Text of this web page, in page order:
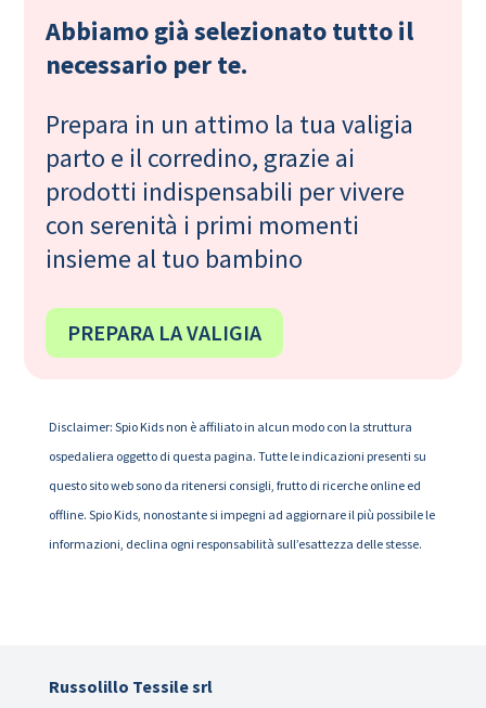
Abbiamo già selezionato tutto il
necessario per te.
Prepara in un attimo la tua valigia
parto e il corredino, grazie ai
prodotti indispensabili per vivere
con serenità i primi momenti
insieme al tuo bambino
PREPARA LA VALIGIA
Disclaimer: Spio Kids non è affiliato in alcun modo con la struttura
ospedaliera oggetto di questa pagina. Tutte le indicazioni presenti su
questo sito web sono da ritenersi consigli, frutto di ricerche online ed
offline. Spio Kids, nonostante si impegni ad aggiornare il più possibile le
informazioni, declina ogni responsabilità sull’esattezza delle stesse.
Russolillo Tessile srl